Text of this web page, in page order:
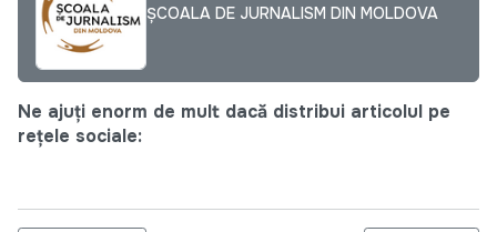
ȘCOALA DE JURNALISM DIN MOLDOVA
Ne ajuți enorm de mult dacă distribui articolul pe
rețele sociale: